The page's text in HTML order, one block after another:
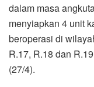
dalam masa
menyiapkan 4 unit
beroperasi di
R.17, R.18 dan
(27/4).